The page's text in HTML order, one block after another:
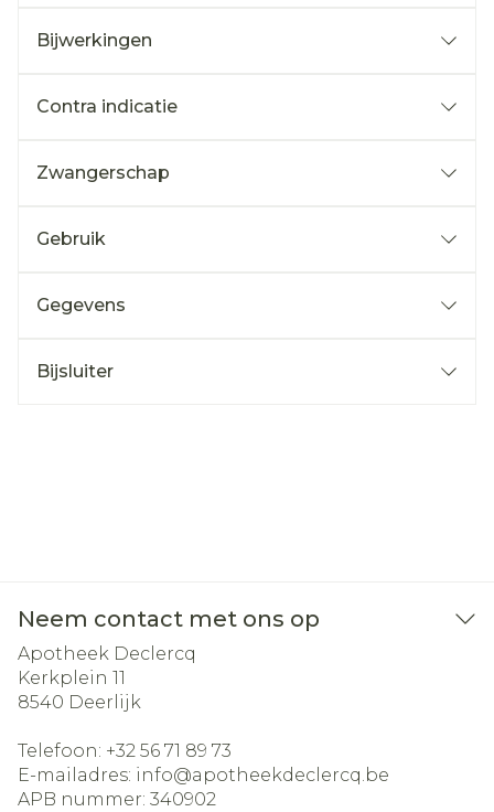
Bijwerkingen
Contra indicatie
Zwangerschap
Gebruik
Gegevens
Bijsluiter
Neem contact met ons op
Apotheek Declercq
Kerkplein 11
8540 Deerlijk
Telefoon: +32 56 71 89 73
E-mailadres: info@apotheekdeclercq.be
APB nummer: 340902